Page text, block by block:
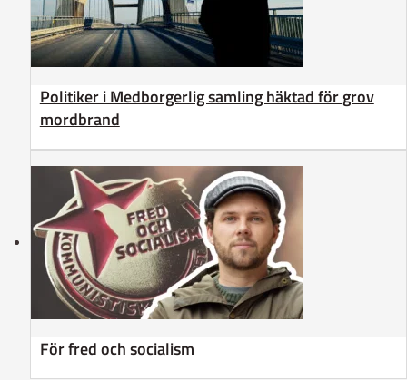
Politiker i Medborgerlig samling häktad för grov
mordbrand
För fred och socialism